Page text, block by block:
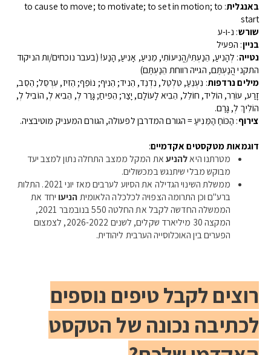
באנגלית : to cause to move; to motivate; to set in motion; to
start
שורש: נ-ו-ע
בניין: הפעיל
נטייה: לְהָנִיעַ, הֵנַעְתִּי/הֲנִיעוֹתִי, מֵנִיעַ, אָנִיעַ, הָנַע! (בעבר נוכחים/ות הניקוד
התקני הֲנַעְתֶּם, הגייה רווחת הֵנַעְתֶּם)
מילים נרדפות: נִעְנֵעַ, טִלְטֵל, נִדְנֵד, הֵנִיד; הֵנִיף; נוֹפֵף; הֵזִיז, עִרְסֵל; הֵסֵב,
זָרַע, עוֹרֵר, הוֹלִיד, חוֹלֵל, הֵבִיא לָעוֹלָם, יָצַר; הֵפִיחַ; גָּרַר לְ, הֵבִיא לְ, הוֹבִיל לְ,
הוֹלִיךְ לְ, גָּרַם.
צירוף: הַכּוֹחַ הַמֵּנִיעַ = הגורם המדרבן לפעולה, הגורם המעניק מוטיבציה.
דוגמאות מטקסטים אקדמיים:
מטרתנו היא להניע את המקל ממצב התחלה נתון למצב יעד
מבוקש מבלי שיתנגש במכשולים.
ממשלת השינוי הגדילה את הסיוע לערבים מאז יוני 2021. התלות
ברע"ם וכן התרומה הצפויה לכלכלה הלאומית הניעויחד את
הממשלה החדשה לקבל את החלטה 550 בנובמבר 2021,
המקצה 30 מיליארד שקלים, לשנים 2026-2022, לצמצום
הפערים בין האוכלוסייה הערבית ליהודית.
רוצים לקבל טיפים נוספים
לכתיבה נכונה של הטקסט